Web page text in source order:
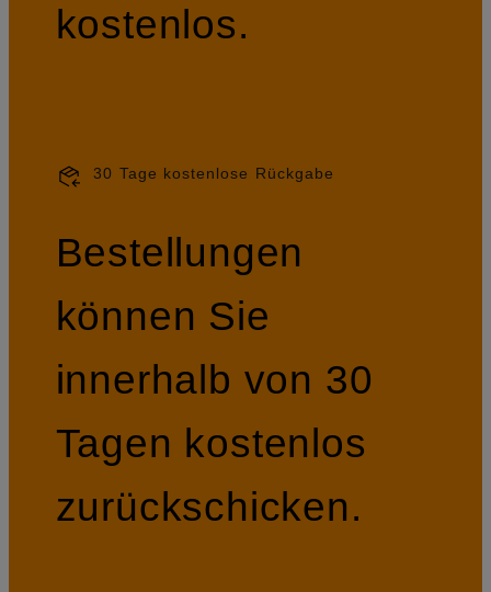
kostenlos.
30 Tage kostenlose Rückgabe
Bestellungen
können Sie
innerhalb von 30
Tagen kostenlos
zurückschicken.